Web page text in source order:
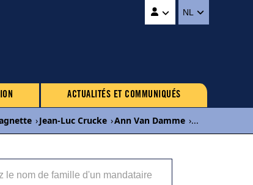
NL
ACTUALITÉS ET COMMUNIQUÉS
›Jean-Luc Crucke ›Ann Van Damme ›...